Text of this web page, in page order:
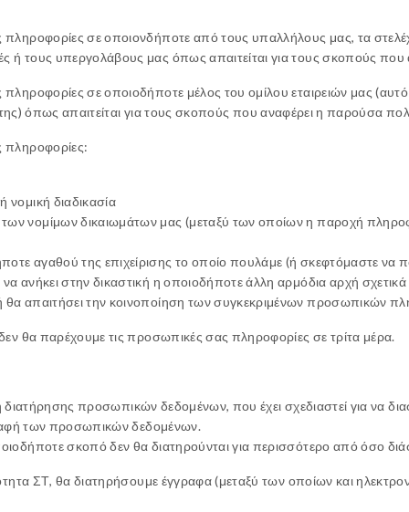
σε οποιονδήποτε από τους υπαλλήλους μας, τα
τους υπεργολάβους μας όπως απαιτείται για τους σκοπούς που
σε οποιοδήποτε μέλος του ομίλου εταιρειών μας (αυτό
όπως απαιτείται για τους σκοπούς που αναφέρει η παρούσα
πληροφορίες:
διαδικασία
νομίμων δικαιωμάτων μας (μεταξύ των οποίων η παροχή
αγαθού της επιχείρισης το οποίο πουλάμε (ή σκεφτόμαστε να
ανήκει στην δικαστική η οποιοδήποτε άλλη αρμόδια αρχή
απαιτήσει την κοινοποίηση των συγκεκριμένων προσωπικών
θα παρέχουμε τις προσωπικές σας πληροφορίες σε τρίτα μέρα.
διατήρησης προσωπικών δεδομένων, που έχει σχεδιαστεί για να
των προσωπικών δεδομένων.
σκοπό δεν θα διατηρούνται για περισσότερο από όσο
ΣΤ, θα διατηρήσουμε έγγραφα (μεταξύ των οποίων και